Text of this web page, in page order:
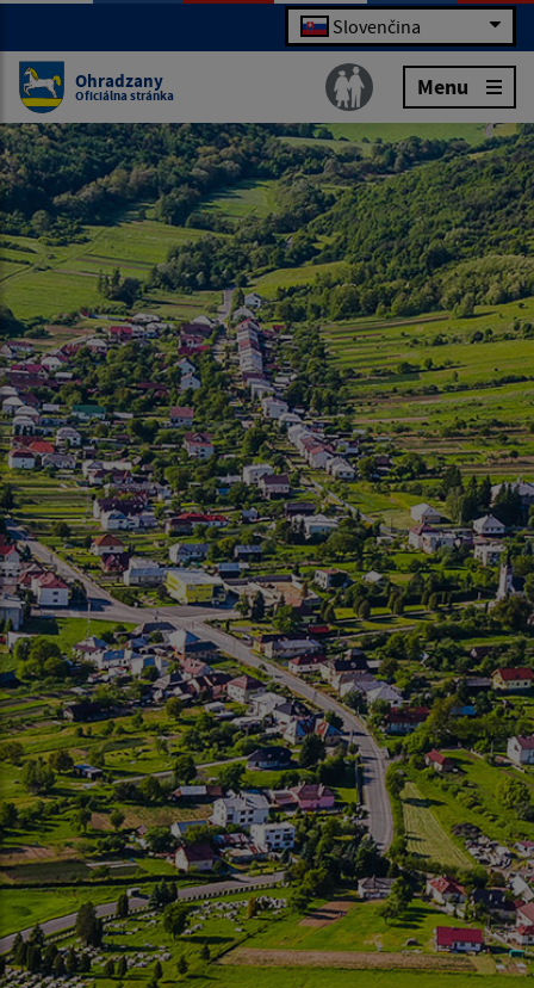
Slovenčina
Ohradzany
Oficiálna stránka Menu